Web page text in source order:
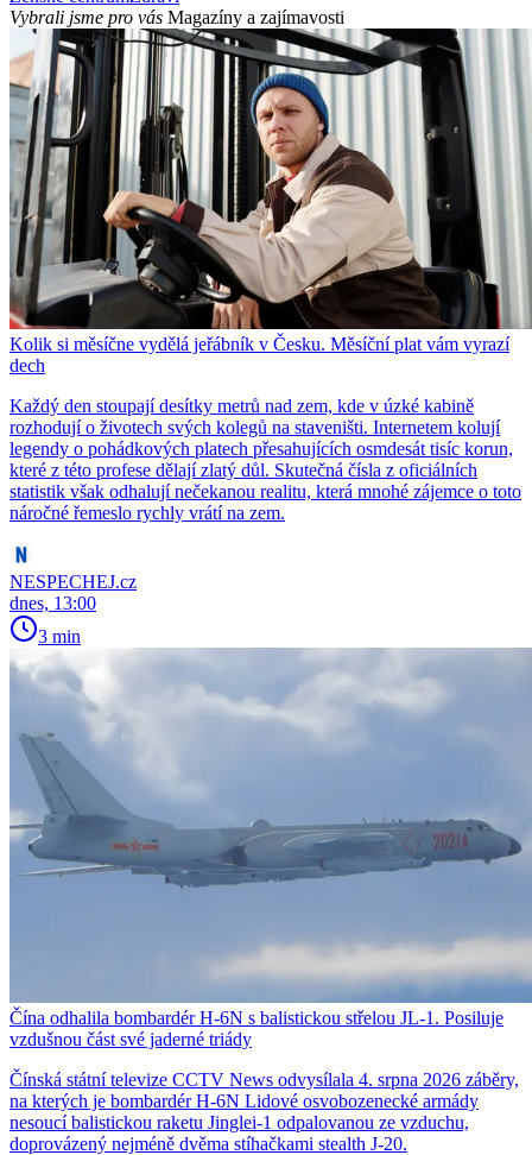
Vybrali jsme pro vás Magazíny a zajímavosti
Kolik si měsíčne vydělá jeřábník v Česku. Měsíční plat vám vyrazí
dech
Každý den stoupají desítky metrů nad zem, kde v úzké kabině
rozhodují o životech svých kolegů na staveništi. Internetem kolují
legendy o pohádkových platech přesahujících osmdesát tisíc korun,
které z této profese dělají zlatý důl. Skutečná čísla z oficiálních
statistik však odhalují nečekanou realitu, která mnohé zájemce o toto
náročné řemeslo rychly vrátí na zem.
NESPECHEJ.cz
dnes, 13:00
3 min
Čína odhalila bombardér H-6N s balistickou střelou JL-1. Posiluje
vzdušnou část své jaderné triády
Čínská státní televize CCTV News odvysílala 4. srpna 2026 záběry,
na kterých je bombardér H-6N Lidové osvobozenecké armády
nesoucí balistickou raketu Jinglei-1 odpalovanou ze vzduchu,
doprovázený nejméně dvěma stíhačkami stealth J-20.